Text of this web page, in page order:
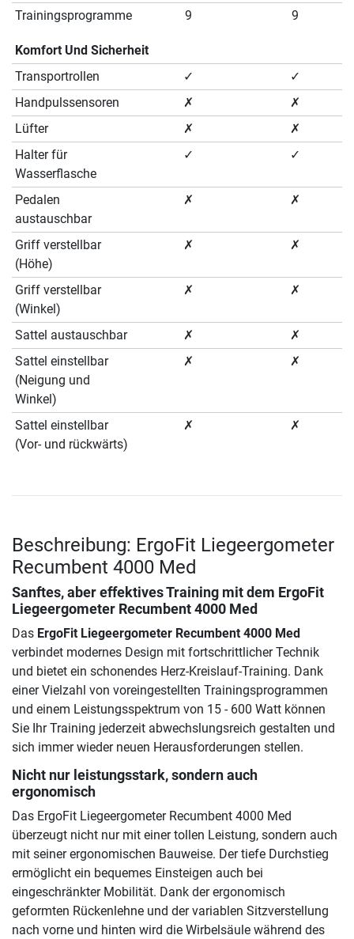
Trainingsprogramme 9 9
Komfort Und Sicherheit
Transportrollen
✓
✓
Handpulssensoren
✗
✗
Lüfter
✗
✗
Halter für
Wasserflasche
✓ ✓
Pedalen
austauschbar
✗ ✗
Griff verstellbar
(Höhe)
✗ ✗
Griff verstellbar
(Winkel)
✗ ✗
Sattel austauschbar ✗
✗
Sattel einstellbar
(Neigung und
Winkel)
✗ ✗
Sattel einstellbar
(Vor- und rückwärts)
✗ ✗
Beschreibung: ErgoFit Liegeergometer
Recumbent 4000 Med
Sanftes, aber effektives Training mit dem ErgoFit
Liegeergometer Recumbent 4000 Med
Das ErgoFit Liegeergometer Recumbent 4000 Med
verbindet modernes Design mit fortschrittlicher Technik
und bietet ein schonendes Herz-Kreislauf-Training. Dank
einer Vielzahl von voreingestellten Trainingsprogrammen
und einem Leistungsspektrum von 15 - 600 Watt können
Sie Ihr Training jederzeit abwechslungsreich gestalten und
sich immer wieder neuen Herausforderungen stellen.
Nicht nur leistungsstark, sondern auch
ergonomisch
Das ErgoFit Liegeergometer Recumbent 4000 Med
überzeugt nicht nur mit einer tollen Leistung, sondern auch
mit seiner ergonomischen Bauweise. Der tiefe Durchstieg
ermöglicht ein bequemes Einsteigen auch bei
eingeschränkter Mobilität. Dank der ergonomisch
geformten Rückenlehne und der variablen Sitzverstellung
nach vorne und hinten wird die Wirbelsäule während des